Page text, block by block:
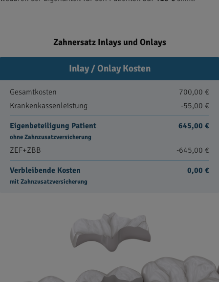
Zahnersatz Inlays und Onlays
Inlay / Onlay Kosten
Gesamtkosten
700,00 €
Krankenkassenleistung
-55,00 €
Eigenbeteiligung Patient
ohne Zahnzusatzversicherung
645,00 €
ZEF+ZBB -645,00 €
Verbleibende Kosten
mit Zahnzusatzversicherung
0,00 €